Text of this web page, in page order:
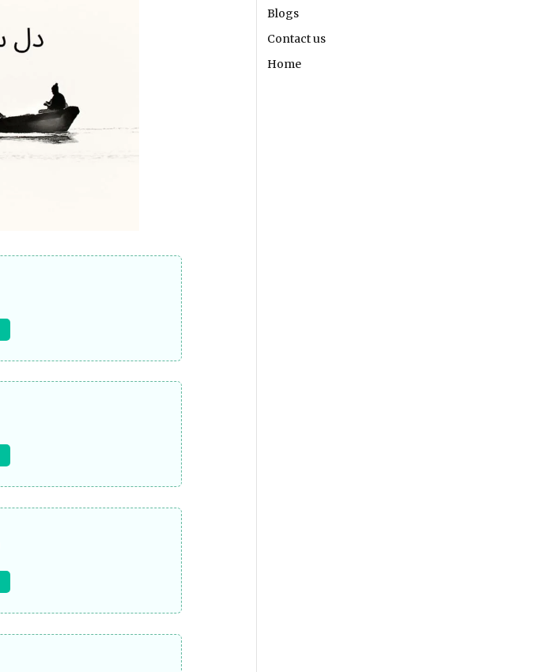
Blogs
Contact us
Home